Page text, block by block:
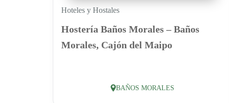
Hoteles y Hostales
Hostería Baños Morales – Baños
Morales, Cajón del Maipo
BAÑOS MORALES